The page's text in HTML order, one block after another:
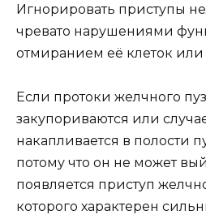
Игнорировать приступы
чревато нарушениями
отмиранием её клеток
Если протоки желчного
закупориваются или
накапливается в полости
потому что он не может
появляется приступ
которого характерен